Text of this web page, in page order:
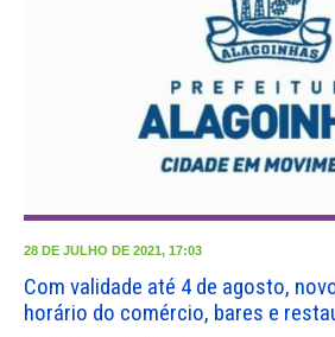
28 DE JULHO DE 2021, 17:03
Com validade até 4 de agosto,
horário do comércio, bares e